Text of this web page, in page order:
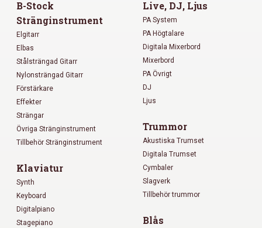
B-Stock
Stränginstrument
Elgitarr
Elbas
Stålsträngad Gitarr
Nylonsträngad Gitarr
Förstärkare
Effekter
Strängar
Övriga Stränginstrument
Tillbehör Stränginstrument
Klaviatur
Synth
Keyboard
Digitalpiano
Stagepiano
Live, DJ, Ljus
PA System
PA Högtalare
Digitala Mixerbord
Mixerbord
PA Övrigt
DJ
Ljus
Trummor
Akustiska Trumset
Digitala Trumset
Cymbaler
Slagverk
Tillbehör trummor
Blås